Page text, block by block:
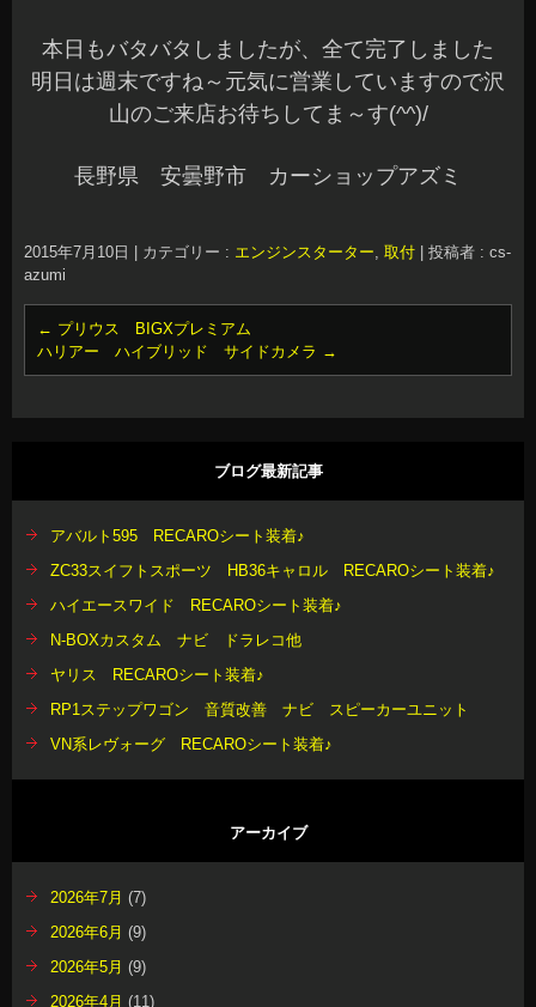
本日もバタバタしましたが、全て完了しました
明日は週末ですね～元気に営業していますので沢
山のご来店お待ちしてま～す(^^)/
長野県 安曇野市 カーショップアズミ
2015年7月10日 カテゴリー : エンジンスターター, 取付
投稿者 : cs-
azumi
← プリウス BIGXプレミアム
ハリアー ハイブリッド サイドカメラ →
ブログ最新記事
アバルト595 RECAROシート装着♪
ZC33スイフトスポーツ HB36キャロル RECAROシート装着♪
ハイエースワイド RECAROシート装着♪
N-BOXカスタム ナビ ドラレコ他
ヤリス RECAROシート装着♪
RP1ステップワゴン 音質改善 ナビ スピーカーユニット
VN系レヴォーグ RECAROシート装着♪
アーカイブ
2026年7月 (7)
2026年6月 (9)
2026年5月 (9)
2026年4月 (11)